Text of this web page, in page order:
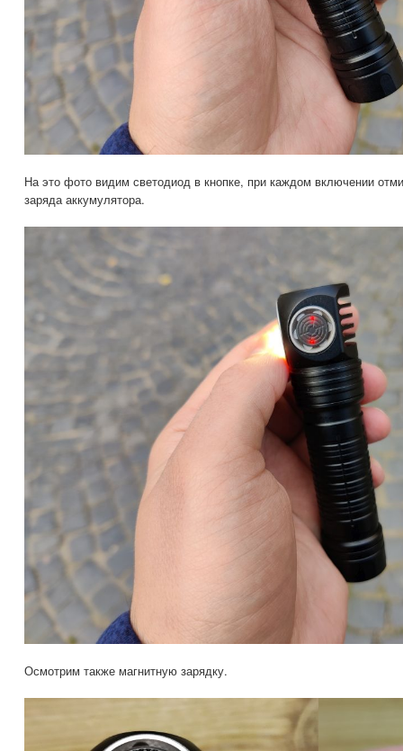
На это фото видим светодиод в кнопке, при каждом включении
заряда аккумулятора.
Осмотрим также магнитную зарядку.